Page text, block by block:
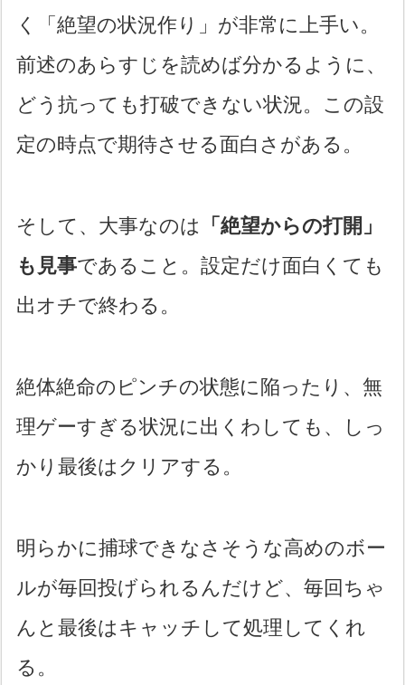
く「絶望の状況作り」が非常に上手い。
前述のあらすじを読めば分かるように、
どう抗っても打破できない状況。この設
定の時点で期待させる面白さがある。
そして、大事なのは
「絶望からの打開」
も見事であること。設定だけ面白くても
出オチで終わる。
絶体絶命のピンチの状態に陥ったり、無
理ゲーすぎる状況に出くわしても、しっ
かり最後はクリアする。
明らかに捕球できなさそうな高めのボー
ルが毎回投げられるんだけど、毎回ちゃ
んと最後はキャッチして処理してくれ
る。